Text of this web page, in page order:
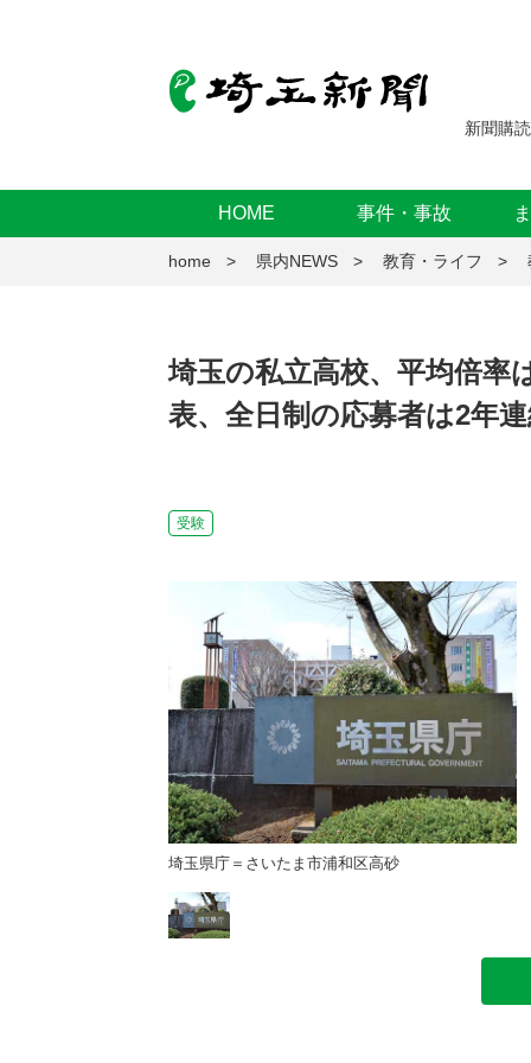
新聞購読
HOME 事件・事故
home 県内NEWS 教育・ライフ
埼玉の私立高校、平均倍
表、全日制の応募者は2年
受験
埼玉県庁＝さいたま市浦和区高砂